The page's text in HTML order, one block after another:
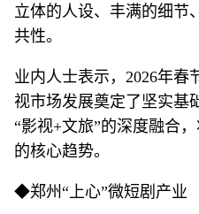
立体的人设、丰满的细节
共性。
业内人士表示，2026年春
视市场发展奠定了坚实基
“影视+文旅”的深度融合
的核心趋势。
◆郑州“上心”微短剧产业